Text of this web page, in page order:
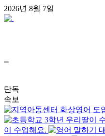
콘
텐
2026년 8월 7일
단독
속보
이 수업해요.